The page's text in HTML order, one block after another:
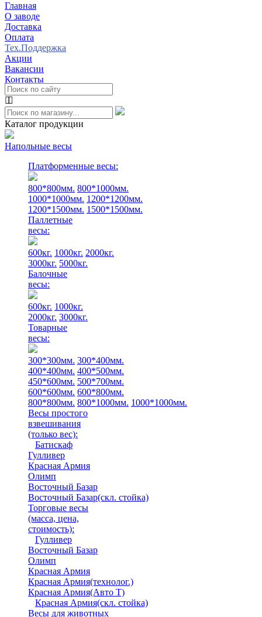
Главная
О заводе
Доставка
Оплата
Тех.Поддержка
Акции
Вакансии
Контакты
Каталог продукции
Напольные весы
Платформенные весы:
800*800мм. 800*1000мм.
1000*1000мм. 1200*1200мм.
1200*1500мм. 1500*1500мм.
Паллетные
весы:
600кг. 1000кг. 2000кг.
3000кг. 5000кг.
Балочные
весы:
600кг. 1000кг.
2000кг. 3000кг.
Товарные
весы:
300*300мм. 300*400мм.
400*400мм. 400*500мм.
450*600мм. 500*700мм.
600*600мм. 600*800мм.
800*800мм. 800*1000мм. 1000*1000мм.
Весы простого
взвешивания
(только вес):
Батискаф
Гулливер
Красная Армия
Олимп
Восточный Базар
Восточный Базар(скл. стойка)
Торговые весы
(масса, цена,
стоимость):
Гулливер
Восточный Базар
Олимп
Красная Армия
Красная Армия(технолог.)
Красная Армия(Авто Т)
Красная Армия(скл. стойка)
Весы для животных